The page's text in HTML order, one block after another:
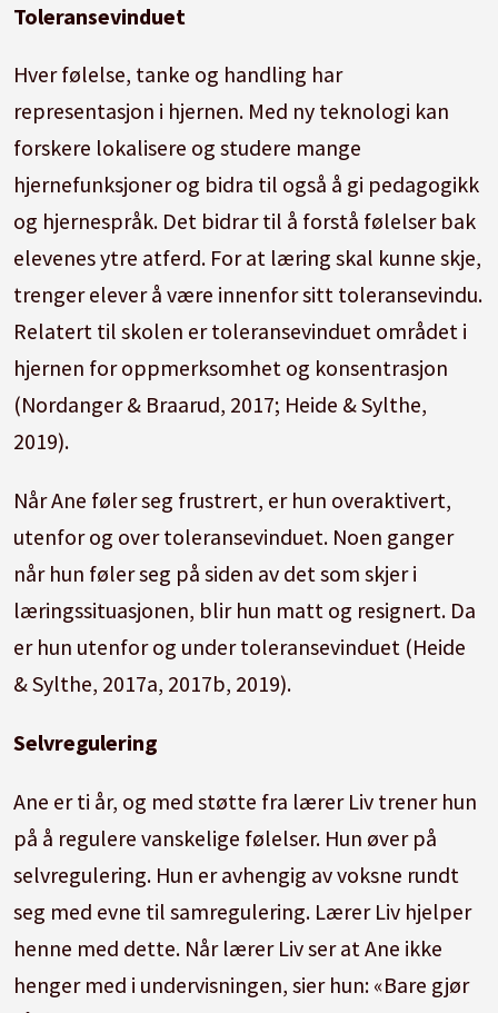
Toleransevinduet
Hver følelse, tanke og handling har
representasjon i hjernen. Med ny teknologi kan
forskere lokalisere og studere mange
hjernefunksjoner og bidra til også å gi pedagogikk
og hjernespråk. Det bidrar til å forstå følelser bak
elevenes ytre atferd. For at læring skal kunne skje,
trenger elever å være innenfor sitt toleransevindu.
Relatert til skolen er toleransevinduet området i
hjernen for oppmerksomhet og konsentrasjon
(Nordanger & Braarud, 2017; Heide & Sylthe,
2019).
Når Ane føler seg frustrert, er hun overaktivert,
utenfor og over toleransevinduet. Noen ganger
når hun føler seg på siden av det som skjer i
læringssituasjonen, blir hun matt og resignert. Da
er hun utenfor og under toleransevinduet (Heide
& Sylthe, 2017a, 2017b, 2019).
Selvregulering
Ane er ti år, og med støtte fra lærer Liv trener hun
på å regulere vanskelige følelser. Hun øver på
selvregulering. Hun er avhengig av voksne rundt
seg med evne til samregulering. Lærer Liv hjelper
henne med dette. Når lærer Liv ser at Ane ikke
henger med i undervisningen, sier hun: «Bare gjør